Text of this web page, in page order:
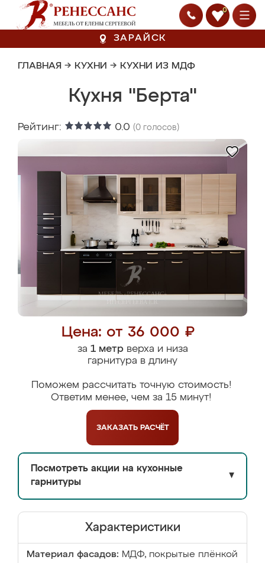
0
ЗАРАЙСК
ГЛАВНАЯ → КУХНИ → КУХНИ ИЗ МДФ
Кухня "Берта"
Рейтинг: 0.0 (0 голосов)
Цена: от 36 000 ₽
за 1 метрверха и низа
гарнитура в длину
Поможем рассчитать точную стоимость!
Ответим менее, чем за 15 минут!
ЗАКАЗАТЬ РАСЧЁТ
Посмотреть акции на кухонные
гарнитуры
▼
Характеристики
Материал фасадов: МДФ, покрытые плёнкой